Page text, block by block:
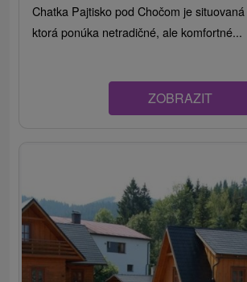
Chatka Pajtisko pod Chočom je
ktorá ponúka netradičné, ale komfortné...
ZOBRAZIT